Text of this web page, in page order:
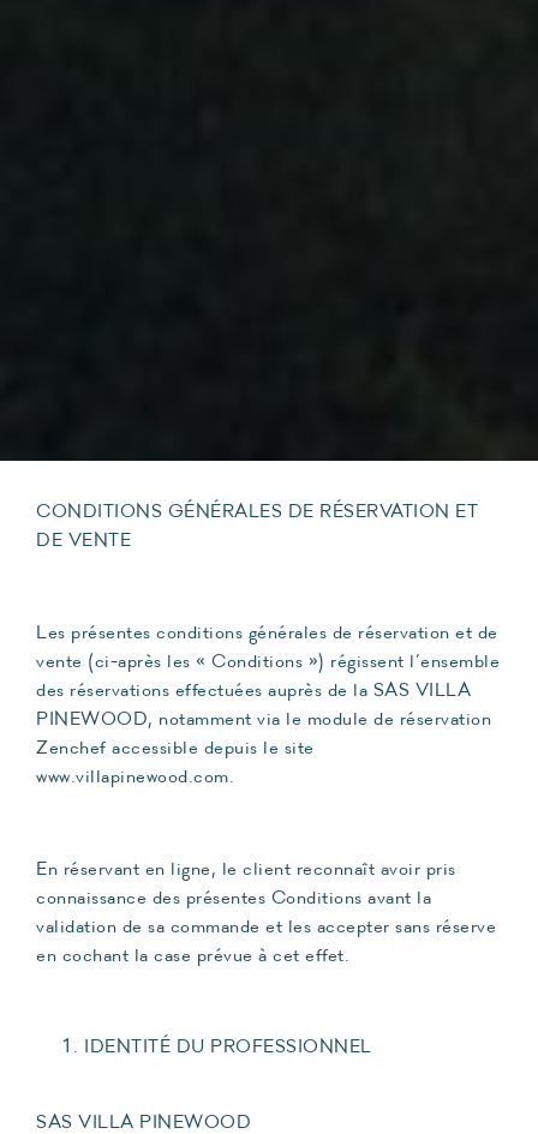
CONDITIONS GÉNÉRALES DE RÉSERVATION ET
DE VENTE
Les présentes conditions générales de réservation et de
vente (ci-après les « Conditions ») régissent l’ensemble
des réservations effectuées auprès de la SAS VILLA
PINEWOOD, notamment via le module de réservation
Zenchef accessible depuis le site
www.villapinewood.com.
En réservant en ligne, le client reconnaît avoir pris
connaissance des présentes Conditions avant la
validation de sa commande et les accepter sans réserve
en cochant la case prévue à cet effet.
IDENTITÉ DU PROFESSIONNEL
SAS VILLA PINEWOOD